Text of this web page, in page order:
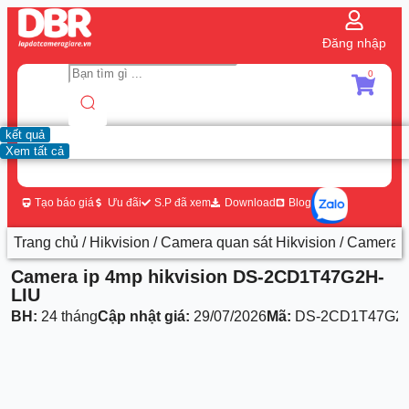
Đăng nhập
kết quả
Xem tất cả
0
Tạo báo giá Ưu đãi S.P đã xem Download Blog
Trang chủ / Hikvision /Camera quan sát Hikvision / Camera
Camera ip 4mp hikvision DS-2CD1T47G2H-
LIU
BH: 24 thángCập nhật giá: 29/07/2026Mã: DS-